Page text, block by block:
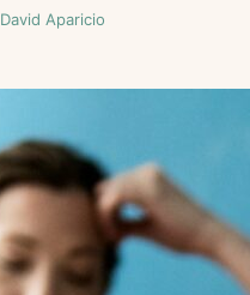
David Aparicio